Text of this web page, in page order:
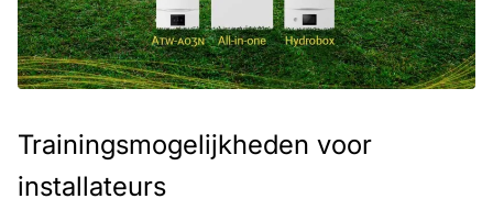
Trainingsmogelijkheden voor
installateurs